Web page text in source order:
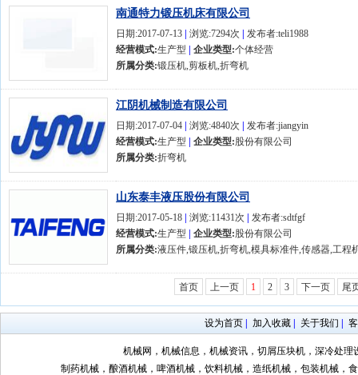
南通特力锻压机床有限公司
日期:2017-07-13 浏览:7294次
发布者:teli1988
经营模式:生产型 企业类型:个体经营
所属分类:锻压机,剪板机,折弯机
江阴机械制造有限公司
日期:2017-07-04 浏览:4840次
发布者:jiangyin
经营模式:生产型 企业类型:股份有限公司
所属分类:折弯机
山东泰丰液压股份有限公司
日期:2017-05-18 浏览:11431次
发布者:sdtfgf
经营模式:生产型 企业类型:股份有限公司
所属分类:液压件,锻压机,折弯机,模具标准件,传感器,工程
首页 上一页 1 2 3 下一页 尾
设为首页 加入收藏 关于我们
机械网，机械信息，机械资讯，切屑压块机，深冷处
制药机械，酿酒机械，啤酒机械，饮料机械，造纸机械，包装机械，